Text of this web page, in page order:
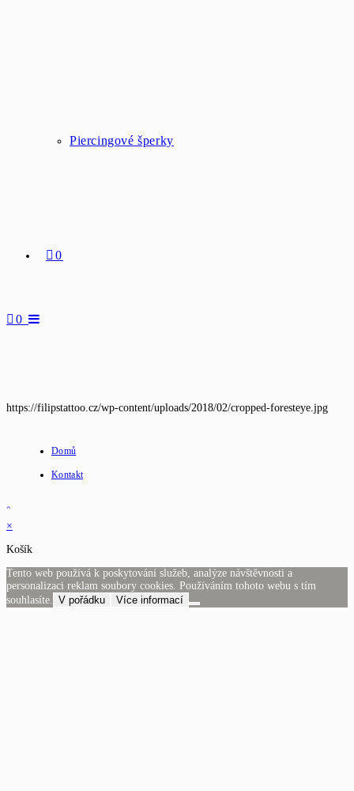
Piercingové šperky
0
0
https://filipstattoo.cz/wp-content/uploads/2018/02/cropped-foresteye.jpg
Domů
Kontakt
×
Košík
Tento web používá k poskytování služeb, analýze návštěvnosti a
personalizaci reklam soubory cookies. Používáním tohoto webu s tím
souhlasíte. V pořádku Více informací